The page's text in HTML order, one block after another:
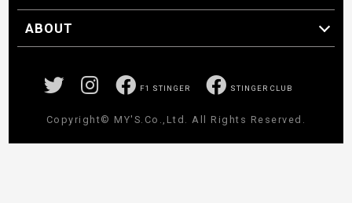
STINGER TV
ABOUT
F1 STINGER STINGER CLUB
Copyright© MY'S.Co.,Ltd. All Rights Reserved.